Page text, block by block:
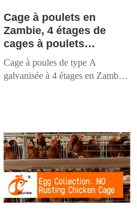
Cage à poulets en
Zambie, 4 étages de
cages à poulets
galvanisées de type A à
vendre, 160 oiseaux par
ensemble
Cage à poules de type A
galvanisée à 4 étages en Zambie
une assistance locales.